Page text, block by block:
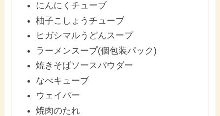
にんにくチューブ
柚子こしょうチューブ
ヒガシマルうどんスープ
ラーメンスープ(個包装パック)
焼きそばソースパウダー
なべキューブ
ウェイパー
焼肉のたれ